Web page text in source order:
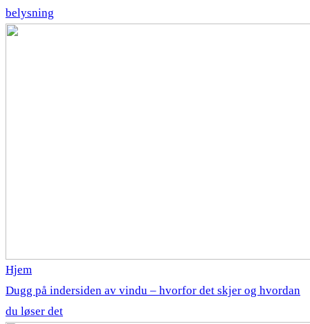
belysning
Hjem
Dugg på indersiden av vindu – hvorfor det skjer og hvordan
du løser det